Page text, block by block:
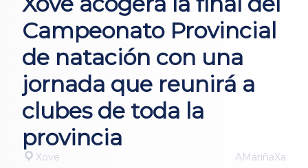
Campeonato Provincial
de natación con una
jornada que reunirá a
clubes de toda la
provincia
Xove AMariñaXa